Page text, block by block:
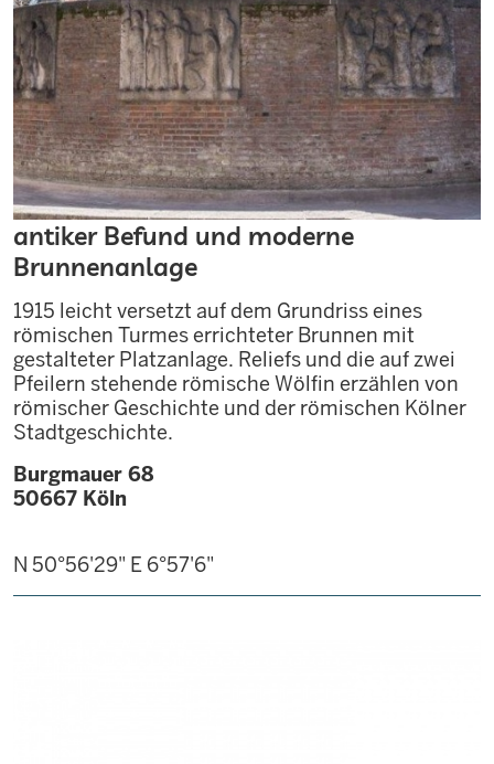
antiker Befund und moderne
Brunnenanlage
1915 leicht versetzt auf dem Grundriss eines
römischen Turmes errichteter Brunnen mit
gestalteter Platzanlage. Reliefs und die auf zwei
Pfeilern stehende römische Wölfin erzählen von
römischer Geschichte und der römischen Kölner
Stadtgeschichte.
Burgmauer 68
50667 Köln
N 50°56'29" E 6°57'6"